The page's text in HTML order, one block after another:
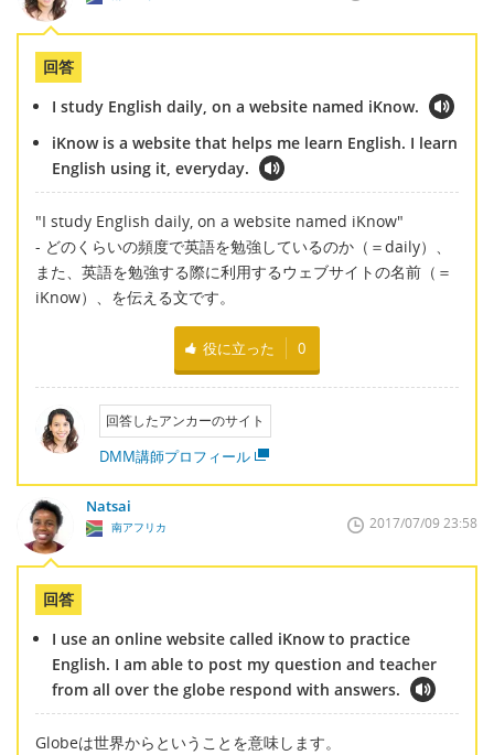
回答
I study English daily, on a website named iKnow.
iKnow is a website that helps me learn English. I learn
English using it, everyday.
"I study English daily, on a website named iKnow"
- どのくらいの頻度で英語を勉強しているのか（＝daily）、
また、英語を勉強する際に利用するウェブサイトの名前（＝
iKnow）、を伝える文です。
役に立った 0
回答したアンカーのサイト
DMM講師プロフィール
Natsai
南アフリカ 2017/07/09 23:58
回答
I use an online website called iKnow to practice
English. I am able to post my question and teacher
from all over the globe respond with answers.
Globeは世界からということを意味します。